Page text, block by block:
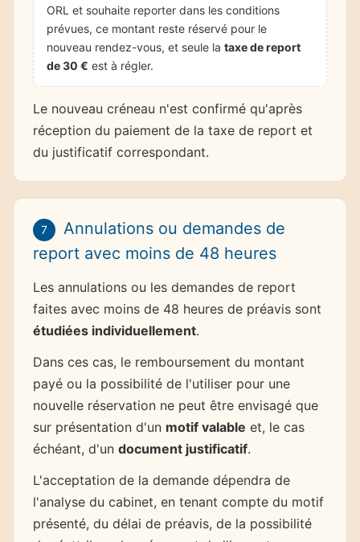
ORL et souhaite reporter dans les conditions
prévues, ce montant reste réservé pour le
nouveau rendez-vous, et seule la taxe de report
de 30 € est à régler.
Le nouveau créneau n'est confirmé qu'après
réception du paiement de la taxe de report et
du justificatif correspondant.
7
Annulations ou demandes de
report avec moins de 48 heures
Les annulations ou les demandes de report
faites avec moins de 48 heures de préavis sont
étudiées individuellement.
Dans ces cas, le remboursement du montant
payé ou la possibilité de l'utiliser pour une
nouvelle réservation ne peut être envisagé que
sur présentation d'un motif valable et, le cas
échéant, d'un document justificatif.
L'acceptation de la demande dépendra de
l'analyse du cabinet, en tenant compte du motif
présenté, du délai de préavis, de la possibilité